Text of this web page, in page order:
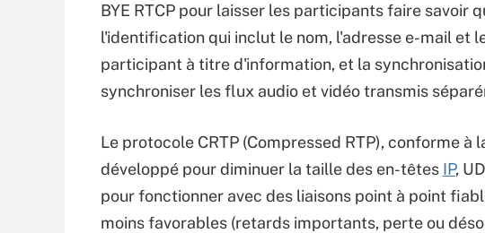
BYE RTCP pour laisser les participants faire savoir
l'identification qui inclut le nom, l'adresse e-mail et
participant à titre d'information, et la
synchroniser les flux audio et vidéo transmis
Le protocole CRTP (Compressed RTP), conforme
développé pour diminuer la taille des en-têtes IP,
pour fonctionner avec des liaisons point à point
moins favorables (retards importants, perte ou